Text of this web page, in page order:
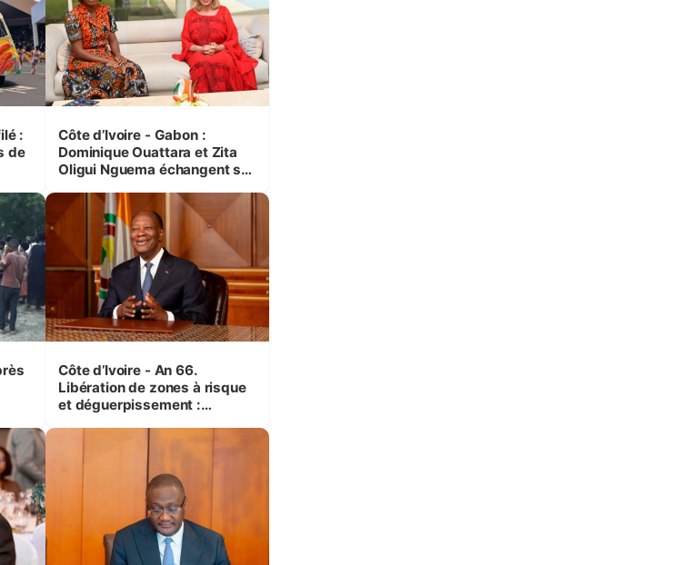
:
de
Côte d’Ivoire - Gabon :
Dominique Ouattara et Zita
Oligui Nguema échangent sur
femmes et des enfants
Côte d’Ivoire - An 66.
Libération de zones à risque
et déguerpissement :
respect de l'Etat de droit pour
préserver les vies humaines